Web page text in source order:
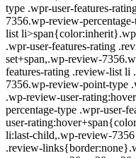
type .wpr-user-features-
7356.wp-review-
list
.wpr-user-features-rating
set+span,.wp-review-
features-rating .review-list
7356.wp-review-point-type
.wp-review-user-
percentage-type .wpr-user-
user-
li:last-child,.wp-review-
.review-